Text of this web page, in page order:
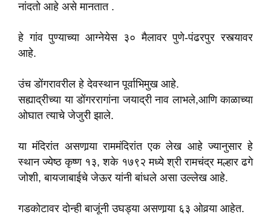
नांदतो आहे असे मानतात .
हे गांव पुण्याच्या आग्नेयेस ३० मैलावर पुणे-पंढरपुर रस्त्यावर
आहे.
उंच डोंगरावरील हे देवस्थान पूर्वाभिमुख आहे.
सह्याद्रीच्या या डोंगररागांना जयाद्री नाव लाभले,आणि काळाच्या
ओघात त्याचे जेजुरी झाले.
या मंदिरांत असणार्‍या राममंदिरांत एक लेख आहे ज्यानुसार हे
स्थान ज्येष्ठ कृष्ण १३, शके १७९२ मध्ये श्री रामचंद्र मल्हार ढगे
जोशी, बायजाबाईचे जेऊर यांनी बांधले असा उल्लेख आहे.
गडकोटावर दोन्ही बाजूंनी उघड्या असणार्‍या ६३ ओवर्‍या आहेत.